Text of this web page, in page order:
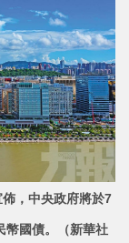
，中央政府將於7
幣國債。（新華社